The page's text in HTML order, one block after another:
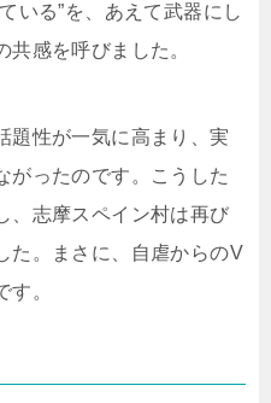
いる”を、あえて武器にし
感を呼びました。
題性が一気に高まり、実
がったのです。こうした
、志摩スペイン村は再び
た。まさに、自虐からのV
。